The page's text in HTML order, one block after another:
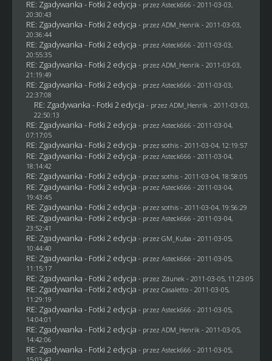
RE: Zgadywanka - Fotki 2 edycja - przez Asteck666 - 2011-03-03,
20:30:43
RE: Zgadywanka - Fotki 2 edycja - przez ADM_Henrik - 2011-03-03,
20:36:44
RE: Zgadywanka - Fotki 2 edycja - przez Asteck666 - 2011-03-03,
20:55:35
RE: Zgadywanka - Fotki 2 edycja - przez ADM_Henrik - 2011-03-03,
21:19:49
RE: Zgadywanka - Fotki 2 edycja - przez Asteck666 - 2011-03-03,
22:37:08
RE: Zgadywanka - Fotki 2 edycja - przez ADM_Henrik - 2011-03-03,
22:50:13
RE: Zgadywanka - Fotki 2 edycja - przez Asteck666 - 2011-03-04,
07:17:05
RE: Zgadywanka - Fotki 2 edycja - przez sothis- 2011-03-04, 12:19:57
RE: Zgadywanka - Fotki 2 edycja - przez Asteck666 - 2011-03-04,
18:14:42
RE: Zgadywanka - Fotki 2 edycja - przez sothis- 2011-03-04, 18:58:05
RE: Zgadywanka - Fotki 2 edycja - przez Asteck666 - 2011-03-04,
19:43:45
RE: Zgadywanka - Fotki 2 edycja - przez sothis- 2011-03-04, 19:56:29
RE: Zgadywanka - Fotki 2 edycja - przez Asteck666 - 2011-03-04,
23:52:41
RE: Zgadywanka - Fotki 2 edycja - przez GM_Kuba - 2011-03-05,
10:44:40
RE: Zgadywanka - Fotki 2 edycja - przez Asteck666 - 2011-03-05,
11:15:17
RE: Zgadywanka - Fotki 2 edycja - przez Zdunek - 2011-03-05, 11:23:05
RE: Zgadywanka - Fotki 2 edycja - przez Casaletto- 2011-03-05,
11:29:19
RE: Zgadywanka - Fotki 2 edycja - przez Asteck666 - 2011-03-05,
14:04:01
RE: Zgadywanka - Fotki 2 edycja - przez ADM_Henrik - 2011-03-05,
14:42:06
RE: Zgadywanka - Fotki 2 edycja - przez Asteck666 - 2011-03-05,